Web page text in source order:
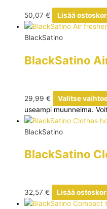
50,07 € Lisää
BlackSatino
BlackSatino
29,99 € Valitse
useampi muunnelma.
BlackSatino
BlackSatino
32,57 € Lisää